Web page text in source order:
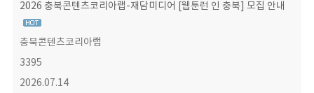
2026 충북콘텐츠코리아랩-재담미디어 [웹툰런 인 충북] 모집 안내
충북콘텐츠코리아랩
3395
2026.07.14